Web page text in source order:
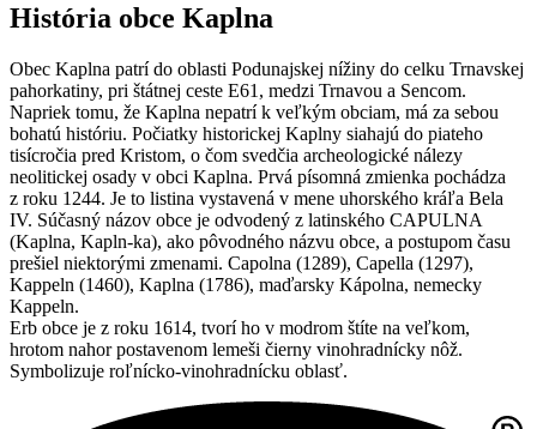
História obce Kaplna
Obec Kaplna patrí do oblasti Podunajskej nížiny do celku Trnavskej
pahorkatiny, pri štátnej ceste E61, medzi Trnavou a Sencom.
Napriek tomu, že Kaplna nepatrí k veľkým obciam, má za sebou
bohatú históriu. Počiatky historickej Kaplny siahajú do piateho
tisícročia pred Kristom, o čom svedčia archeologické nálezy
neolitickej osady v obci Kaplna. Prvá písomná zmienka pochádza
z roku 1244. Je to listina vystavená v mene uhorského kráľa Bela
IV. Súčasný názov obce je odvodený z latinského CAPULNA
(Kaplna, Kapln-ka), ako pôvodného názvu obce, a postupom času
prešiel niektorými zmenami. Capolna (1289), Capella (1297),
Kappeln (1460), Kaplna (1786), maďarsky Kápolna, nemecky
Kappeln.
Erb obce je z roku 1614, tvorí ho v modrom štíte na veľkom,
hrotom nahor postavenom lemeši čierny vinohradnícky nôž.
Symbolizuje roľnícko-vinohradnícku oblasť.